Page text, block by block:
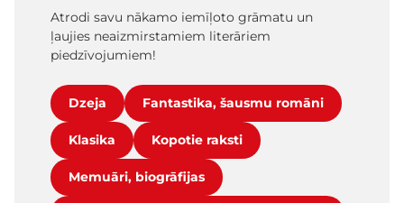
Atrodi savu nākamo iemīļoto grāmatu un
ļaujies neaizmirstamiem literāriem
piedzīvojumiem!
Dzeja Fantastika, šausmu romāni
Klasika Kopotie raksti
Memuāri, biogrāfijas